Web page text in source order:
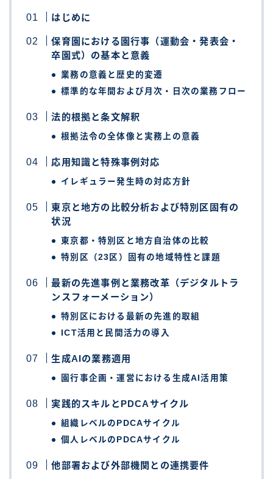
はじめに
保育園における園行事（運動会・発表会・
卒園式）の基本と意義
業務の意義と歴史的変遷
標準的な年間および月次・日次の業務フロー
法的根拠と条文解釈
根拠法令の全体像と実務上の意義
応用知識と特殊事例対応
イレギュラー発生時の対応方針
東京と地方の比較分析および特別区固有の
状況
東京都・特別区と地方自治体の比較
特別区（23区）固有の地域特性と課題
最新の先進事例と業務改革（デジタルトラ
ンスフォーメーション）
特別区における最新の先進的取組
ICT活用と民間活力の導入
生成AIの業務適用
園行事企画・運営における生成AI活用策
実践的スキルとPDCAサイクル
組織レベルのPDCAサイクル
個人レベルのPDCAサイクル
他部署および外部機関との連携要件